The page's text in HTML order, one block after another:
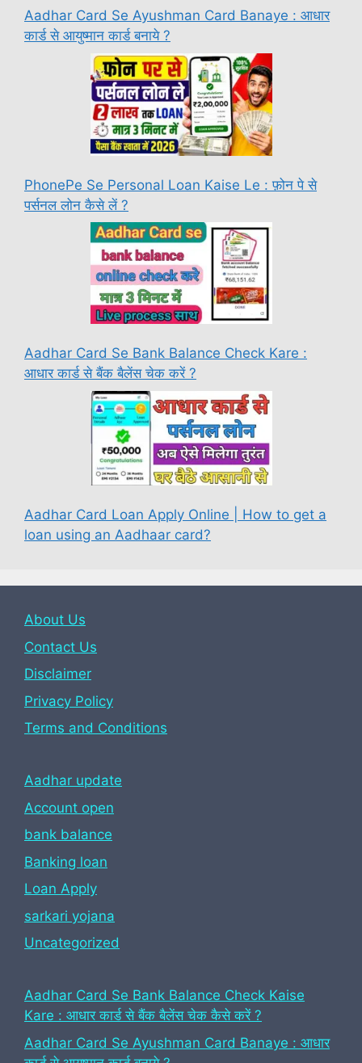
Aadhar Card Se Ayushman Card Banaye : आधार
कार्ड से आयुष्मान कार्ड बनाये ?
PhonePe Se Personal Loan Kaise Le : फ़ोन पे से
पर्सनल लोन कैसे लें ?
Aadhar Card Se Bank Balance Check Kare :
आधार कार्ड से बैंक बैलेंस चेक करें ?
Aadhar Card Loan Apply Online | How to get a
loan using an Aadhaar card?
About Us
Contact Us
Disclaimer
Privacy Policy
Terms and Conditions
Aadhar update
Account open
bank balance
Banking loan
Loan Apply
sarkari yojana
Uncategorized
Aadhar Card Se Bank Balance Check Kaise
Kare : आधार कार्ड से बैंक बैलेंस चेक कैसे करें ?
Aadhar Card Se Ayushman Card Banaye : आधार